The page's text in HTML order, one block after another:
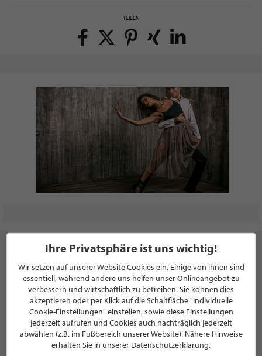
TEILEN
NEWSLETTER
Bleiben Sie immer UP TO DATE! Melden Sie sich jetzt für
unseren STILPUNKTE®-Newsletter an und profitieren Sie
von exklusivenNeuigkeiten, TrendsundAngeboten
Mit der Anmeldung für unseren Newsletter stimmen Sie
Ihre Privatsphäre ist uns wichtig!
Wir setzen auf unserer Website Cookies ein. Einige von ihnen sind
essentiell, während andere uns helfen unser Onlineangebot zu
verbessern und wirtschaftlich zu betreiben. Sie können dies
akzeptieren oder per Klick auf die Schaltfläche "Individuelle
Cookie-Einstellungen" einstellen, sowie diese Einstellungen
jederzeit aufrufen und Cookies auch nachträglich jederzeit
abwählen (z.B. im Fußbereich unserer Website). Nähere Hinweise
erhalten Sie in unserer Datenschutzerklärung.